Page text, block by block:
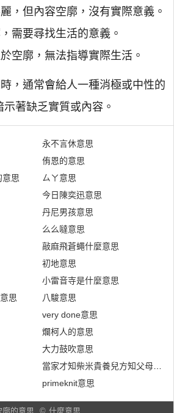
，但內容空廓，沒有實際意義。
需要尋找生活的意義。
空廓，無法指導實際生活。
，通常會給人一種消極或中性的
著缺乏實質或內容。
意思
思
永不言休意思
侑恩的意思
ㄙㄚ意思
今日陳奕迅意思
丹尼男孩意思
么么噠意思
敲麻飛蒼蠅什麼意思
初地意思
小雷音寺是什麼意思
八駿意思
very done意思
爛柯人的意思
大力鼓吹意思
當家才知柴米貴養兒方知父母恩是
primeknit意思
廓的意思 © 什麼意思